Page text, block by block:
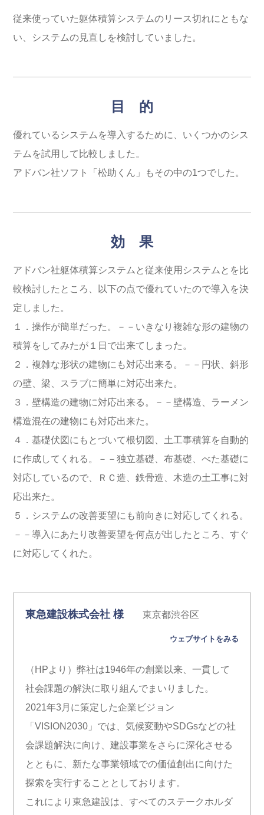
従来使っていた躯体積算システムのリース切れにともな
い、システムの見直しを検討していました。
目 的
優れているシステムを導入するために、いくつかのシス
テムを試用して比較しました。
アドバン社ソフト「松助くん」もその中の1つでした。
効 果
アドバン社躯体積算システムと従来使用システムとを比
較検討したところ、以下の点で優れていたので導入を決
定しました。
１．操作が簡単だった。－－いきなり複雑な形の建物の
積算をしてみたが１日で出来てしまった。
２．複雑な形状の建物にも対応出来る。－－円状、斜形
の壁、梁、スラブに簡単に対応出来た。
３．壁構造の建物に対応出来る。－－壁構造、ラーメン
構造混在の建物にも対応出来た。
４．基礎伏図にもとづいて根切図、土工事積算を自動的
に作成してくれる。－－独立基礎、布基礎、べた基礎に
対応しているので、ＲＣ造、鉄骨造、木造の土工事に対
応出来た。
５．システムの改善要望にも前向きに対応してくれる。
－－導入にあたり改善要望を何点が出したところ、すぐ
に対応してくれた。
東急建設株式会社 様 東京都渋谷区
ウェブサイトをみる
（HPより）弊社は1946年の創業以来、一貫して
社会課題の解決に取り組んでまいりました。
2021年3月に策定した企業ビジョン
「VISION2030」では、気候変動やSDGsなどの社
会課題解決に向け、建設事業をさらに深化させる
とともに、新たな事業領域での価値創出に向けた
探索を実行することとしております。
これにより東急建設は、すべてのステークホルダ